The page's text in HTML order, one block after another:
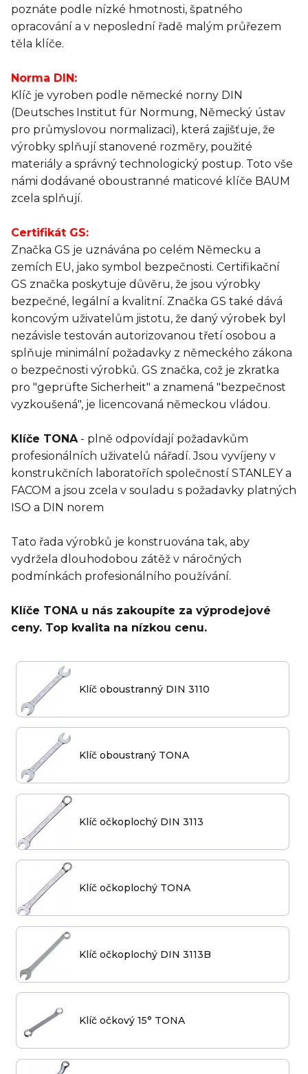
poznáte podle nízké hmotnosti, špatného
opracování a v neposlední řadě malým průřezem
těla klíče.
Norma DIN:
Klíč je vyroben podle německé norny DIN
(Deutsches Institut für Normung, Německý ústav
pro průmyslovou normalizaci), která zajišťuje, že
výrobky splňují stanovené rozměry, použité
materiály a správný technologický postup. Toto vše
námi dodávané oboustranné maticové klíče BAUM
zcela splňují.
Certifikát GS:
Značka GS je uznávána po celém Německu a
zemích EU, jako symbol bezpečnosti. Certifikační
GS značka poskytuje důvěru, že jsou výrobky
bezpečné, legální a kvalitní. Značka GS také dává
koncovým uživatelům jistotu, že daný výrobek byl
nezávisle testován autorizovanou třetí osobou a
splňuje minimální požadavky z německého zákona
o bezpečnosti výrobků. GS značka, což je zkratka
pro "geprüfte Sicherheit" a znamená "bezpečnost
vyzkoušená", je licencovaná německou vládou.
Klíče TONA- plně odpovídají požadavkům
profesionálních uživatelů nářadí. Jsou vyvíjeny v
konstrukčních laboratořích společností STANLEY a
FACOM a jsou zcela v souladu s požadavky platných
ISO a DIN norem
Tato řada výrobků je konstruována tak, aby
vydržela dlouhodobou zátěž v náročných
podmínkách profesionálního používání.
Klíče TONA u nás zakoupíte za výprodejové
ceny. Top kvalita na nízkou cenu.
Klíč oboustranný DIN 3110
Klíč oboustraný TONA
Klíč očkoplochý DIN 3113
Klíč očkoplochý TONA
Klíč očkoplochý DIN 3113B
Klíč očkový 15° TONA